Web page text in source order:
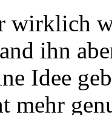
wirklich
ihn
Idee
mehr